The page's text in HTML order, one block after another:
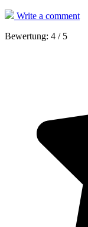
Write a comment
Bewertung: 4 / 5